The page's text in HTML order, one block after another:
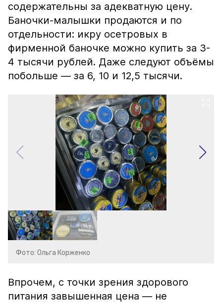
содержательны за адекватную цену.
Баночки-малышки продаются и по
отдельности: икру осетровых в
фирменной баночке можно купить за 3-
4 тысячи рублей. Даже следуют объёмы
побольше — за 6, 10 и 12,5 тысячи.
Фото: Ольга Корженко
Впрочем, с точки зрения здорового
питания завышенная цена — не